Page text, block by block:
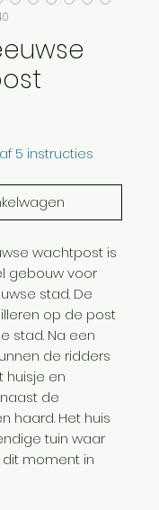
5 instructies
wachtpost is
gebouw voor
stad. De
op de post
stad. Na een
de ridders
huisje en
de
haard. Het huis
tuin waar
moment in